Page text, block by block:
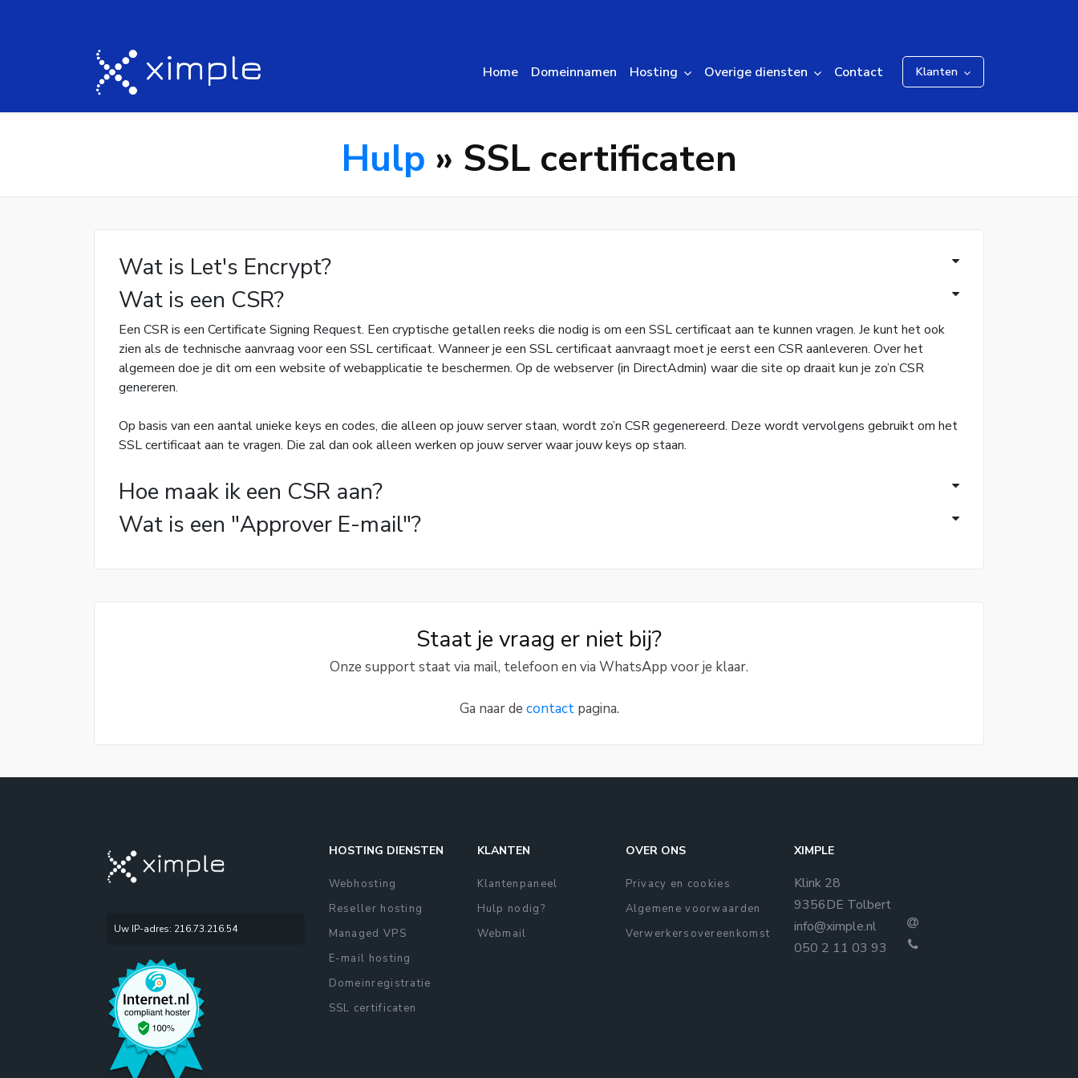
Home Domeinnamen Hosting Overige diensten Contact Klanten
Hulp » SSL certificaten
Wat is Let's Encrypt?
Wat is een CSR?
Een CSR is een Certificate Signing Request. Een cryptische getallen reeks die nodig is om een SSL certificaat aan te kunnen vragen. Je kunt het ook
zien als de technische aanvraag voor een SSL certificaat. Wanneer je een SSL certificaat aanvraagt moet je eerst een CSR aanleveren. Over het
algemeen doe je dit om een website of webapplicatie te beschermen. Op de webserver (in DirectAdmin) waar die site op draait kun je zo’n CSR
genereren.
Op basis van een aantal unieke keys en codes, die alleen op jouw server staan, wordt zo’n CSR gegenereerd. Deze wordt vervolgens gebruikt om het
SSL certificaat aan te vragen. Die zal dan ook alleen werken op jouw server waar jouw keys op staan.
Hoe maak ik een CSR aan?
Wat is een "Approver E-mail"?
Staat je vraag er niet bij?
Onze support staat via mail, telefoon en via WhatsApp voor je klaar.
Ga naar de contactpagina.
Uw IP-adres: 216.73.216.54
HOSTING DIENSTEN
Webhosting
Reseller hosting
Managed VPS
E-mail hosting
Domeinregistratie
SSL certificaten
KLANTEN
Klantenpaneel
Hulp nodig?
Webmail
OVER ONS
Privacy en cookies
Algemene voorwaarden
Verwerkersovereenkomst
XIMPLE
Klink 28
9356DE Tolbert
info@ximple.nl
050 2 11 03 93